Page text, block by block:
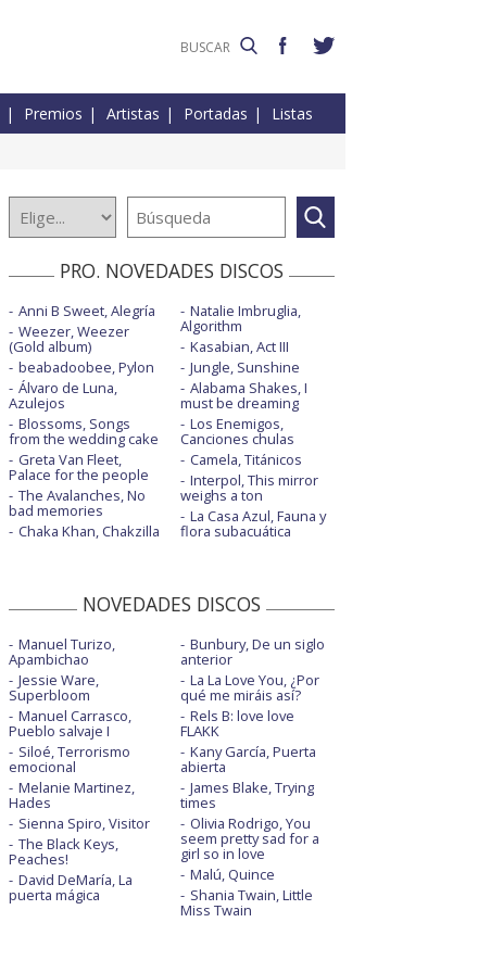
Premios Artistas Portadas Listas
PRO. NOVEDADES DISCOS
Anni B Sweet, Alegría
Weezer, Weezer
(Gold album)
beabadoobee, Pylon
Álvaro de Luna,
Azulejos
Blossoms, Songs
from the wedding cake
Greta Van Fleet,
Palace for the people
The Avalanches, No
bad memories
Chaka Khan, Chakzilla
Natalie Imbruglia,
Algorithm
Kasabian, Act III
Jungle, Sunshine
Alabama Shakes, I
must be dreaming
Los Enemigos,
Canciones chulas
Camela, Titánicos
Interpol, This mirror
weighs a ton
La Casa Azul, Fauna y
flora subacuática
NOVEDADES DISCOS
Manuel Turizo,
Apambichao
Jessie Ware,
Superbloom
Manuel Carrasco,
Pueblo salvaje I
Siloé, Terrorismo
emocional
Melanie Martinez,
Hades
Sienna Spiro, Visitor
The Black Keys,
Peaches!
David DeMaría, La
puerta mágica
Bunbury, De un siglo
anterior
La La Love You, ¿Por
qué me miráis así?
Rels B: love love
FLAKK
Kany García, Puerta
abierta
James Blake, Trying
times
Olivia Rodrigo, You
seem pretty sad for a
girl so in love
Malú, Quince
Shania Twain, Little
Miss Twain